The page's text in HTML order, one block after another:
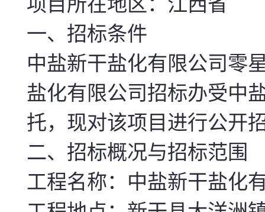
项目所在地区：江西省
一、招标条件
中盐新干盐化有限公司零
盐化有限公司招标办受中
托，现对该项目进行公开
二、招标概况与招标范围
工程名称：中盐新干盐化